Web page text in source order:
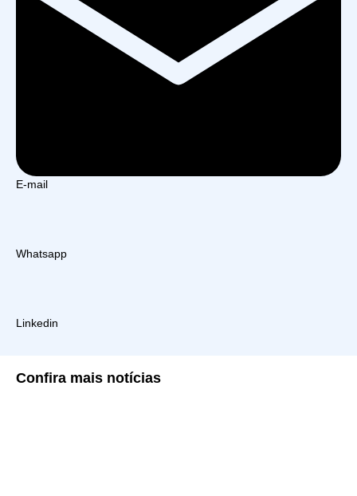
E-mail
Whatsapp
Linkedin
Confira mais notícias